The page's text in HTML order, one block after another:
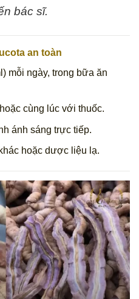
bác sĩ.
an toàn
mỗi ngày, trong bữa ăn
cùng lúc với thuốc.
ánh sáng trực tiếp.
hoặc dược liệu lạ.